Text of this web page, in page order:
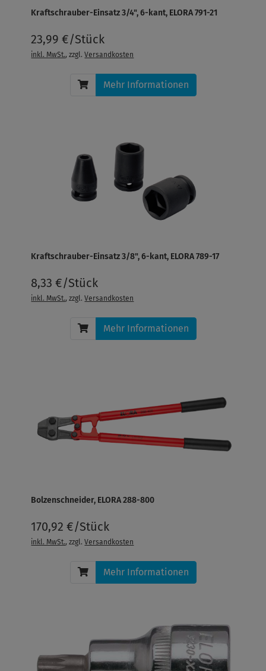
Kraftschrauber-Einsatz 3/4", 6-kant, ELORA 791-21
23,99 €/Stück
inkl. MwSt., zzgl.Versandkosten
Mehr Informationen
Kraftschrauber-Einsatz 3/8", 6-kant, ELORA 789-17
8,33 €/Stück
inkl. MwSt., zzgl.Versandkosten
Mehr Informationen
Bolzenschneider, ELORA 288-800
170,92 €/Stück
inkl. MwSt., zzgl.Versandkosten
Mehr Informationen